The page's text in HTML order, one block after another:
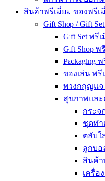
สินค้าพรีเมี่ยม ของพรีเ
Gift Shop / Gift
Gift Set พรี
Gift Shop
Packaging
ของเล่น พรี
พวงกกุญแจ
สุขภาพและ
กระจ
ชุดทำ
ตลับใ
ลูกบอ
สินค้า
เครื่อ